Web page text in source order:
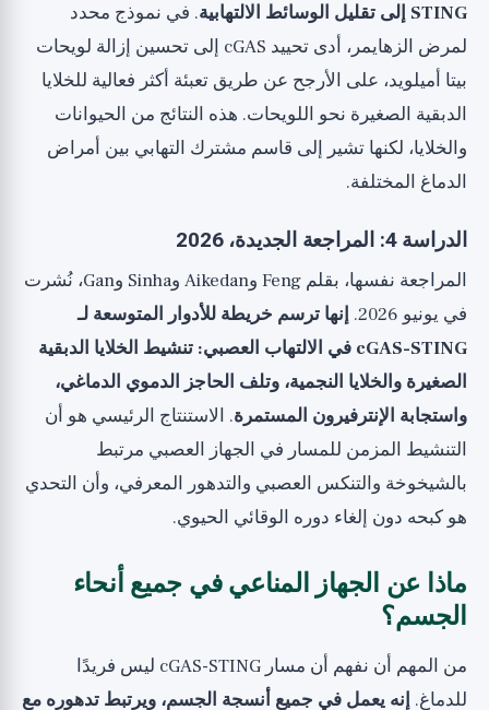
STING إلى تقليل الوسائط الالتهابية
. في نموذج محدد
لمرض الزهايمر، أدى تحييد cGAS إلى تحسين إزالة لويحات
بيتا أميلويد، على الأرجح عن طريق تعبئة أكثر فعالية للخلايا
الدبقية الصغيرة نحو اللويحات. هذه النتائج من الحيوانات
والخلايا، لكنها تشير إلى قاسم مشترك التهابي بين أمراض
الدماغ المختلفة.
الدراسة 4: المراجعة الجديدة، 2026
المراجعة نفسها، بقلم Feng وAikedan وSinha وGan، نُشرت
في يونيو 2026.
إنها ترسم خريطة للأدوار المتوسعة لـ
cGAS-STING في الالتهاب العصبي: تنشيط الخلايا الدبقية
الصغيرة والخلايا النجمية، وتلف الحاجز الدموي الدماغي،
واستجابة الإنترفيرون المستمرة. الاستنتاج الرئيسي هو أن
التنشيط المزمن للمسار في الجهاز العصبي مرتبط
بالشيخوخة والتنكس العصبي والتدهور المعرفي، وأن التحدي
هو كبحه دون إلغاء دوره الوقائي الحيوي.
ماذا عن الجهاز المناعي في جميع أنحاء
الجسم؟
من المهم أن نفهم أن مسار cGAS-STING ليس فريدًا
للدماغ. إنه يعمل في جميع أنسجة الجسم، ويرتبط تدهوره مع